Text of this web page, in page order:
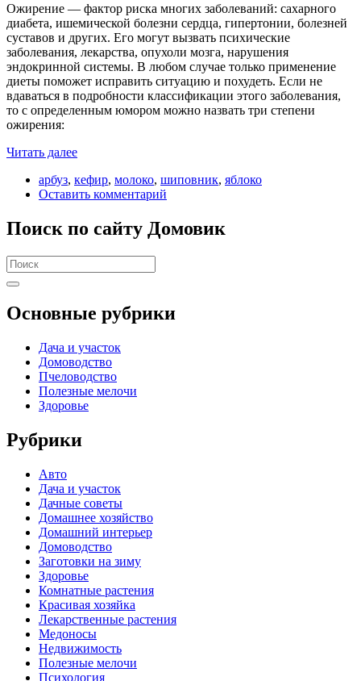
Ожирение — фактор риска многих заболеваний: сахарного
диабета, ишемической болезни сердца, гипертонии, болезней
суставов и других. Его могут вызвать психические
заболевания, лекарства, опухоли мозга, нарушения
эндокринной системы. В любом случае только применение
диеты поможет исправить ситуацию и похудеть. Если не
вдаваться в подробности классификации этого заболевания,
то с определенным юмором можно назвать три степени
ожирения:
Читать далее
арбуз, кефир, молоко, шиповник, яблоко
Оставить комментарий
Поиск по сайту Домовик
Search
for:
Основные рубрики
Дача и участок
Домоводство
Пчеловодство
Полезные мелочи
Здоровье
Рубрики
Авто
Дача и участок
Дачные советы
Домашнее хозяйство
Домашний интерьер
Домоводство
Заготовки на зиму
Здоровье
Комнатные растения
Красивая хозяйка
Лекарственные растения
Медоносы
Недвижимость
Полезные мелочи
Психология